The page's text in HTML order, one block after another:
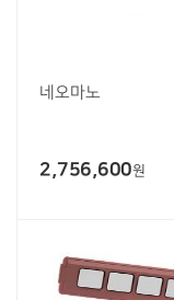
네오마노
2,756,600원